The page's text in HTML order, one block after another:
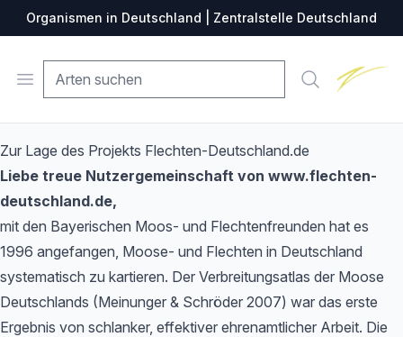
Organismen in Deutschland | Zentralstelle Deutschland
Open menu Suche
Zur Lage des Projekts Flechten-Deutschland.de
Liebe treue Nutzergemeinschaft von www.flechten-
deutschland.de,
mit den Bayerischen Moos- und Flechtenfreunden hat es
1996 angefangen, Moose- und Flechten in Deutschland
systematisch zu kartieren. Der Verbreitungsatlas der Moose
Deutschlands (Meinunger & Schröder 2007) war das erste
Ergebnis von schlanker, effektiver ehrenamtlicher Arbeit. Die